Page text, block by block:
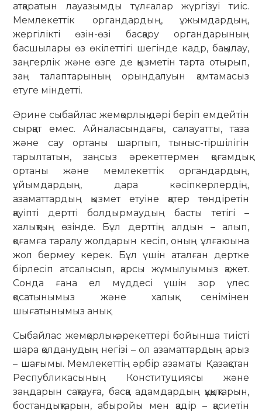
атқаратын лауазымды тұлғалар жүргізуі тиіс.
Мемлекеттік органдардың, ұжымдардың,
жергілікті өзін-өзі басқару органдарының
басшылары өз өкілеттігі шегінде кадр, бақылау,
заңгерлік және өзге де қызметін тарта отырып,
заң талаптарының орындалуын қамтамасыз
етуге міндетті.
Әрине сыбайлас жемқорлық дәрі беріп емдейтін
сырқат емес. Айналасындағы, салауатты, таза
және сау ортаны шарпып, тыныс-тіршілігін
тарылтатын, заңсыз әрекеттермен қоғамдық
ортаны және мемлекеттік органдардың,
ұйымдардың, дара кәсіпкерлердің,
азаматтардың қызмет етуіне қатер төндіретін
қауіпті дертті болдырмаудың басты тетігі –
халықтың өзінде. Бұл дерттің алдын – алып,
қоғамға таралу жолдарын кесіп, оның ұлғаюына
жол бермеу керек. Бұл үшін аталған дертке
бірлесіп атсалысып, қарсы жұмылуымыз қажет.
Сонда ғана ел мүддесі үшін зор үлес
қосатынымыз және халық сенімінен
шығатынымыз анық.
Сыбайлас жемқорлық әрекеттері бойынша тиісті
шара қолданудың негізі – ол азаматтардың арыз
– шағымы. Мемлекеттің әрбір азаматы Қазақстан
Республикасының Конституциясы және
заңдарын сақтауға, басқа адамдардың құқықтарын,
бостандықтарын, абыройы мен қадір – қасиетін